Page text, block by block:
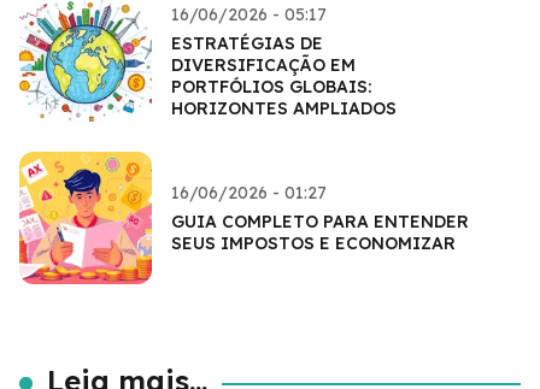
16/06/2026 - 05:17
ESTRATÉGIAS DE
DIVERSIFICAÇÃO EM
PORTFÓLIOS GLOBAIS:
HORIZONTES AMPLIADOS
16/06/2026 - 01:27
GUIA COMPLETO PARA ENTENDER
SEUS IMPOSTOS E ECONOMIZAR
Leia mais...